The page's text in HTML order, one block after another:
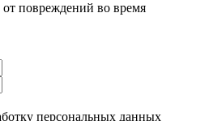
от повреждений во время
персональных данных